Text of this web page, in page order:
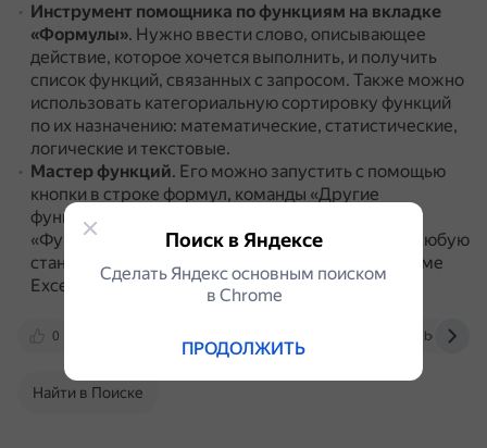
Инструмент помощника по функциям на вкладке
«Формулы». Нужно ввести слово, описывающее
действие, которое хочется выполнить, и получить
список функций, связанных с запросом. Также можно
использовать категориальную сортировку функций
по их назначению: математические, статистические,
логические и текстовые.
Мастер функций. Его можно запустить с помощью
кнопки в строке формул, команды «Другие
функции…» или пункта меню «Вставка» —>
«Функция».
В диалоговом окне можно выбрать любую
стандартную функцию из имеющихся в программе
Excel.
0 ru.wikibooks.org
Найти в Поиске
Поиск в Яндексе
Сделать Яндекс основным поиском
в Сhrome
ПРОДОЛЖИТЬ